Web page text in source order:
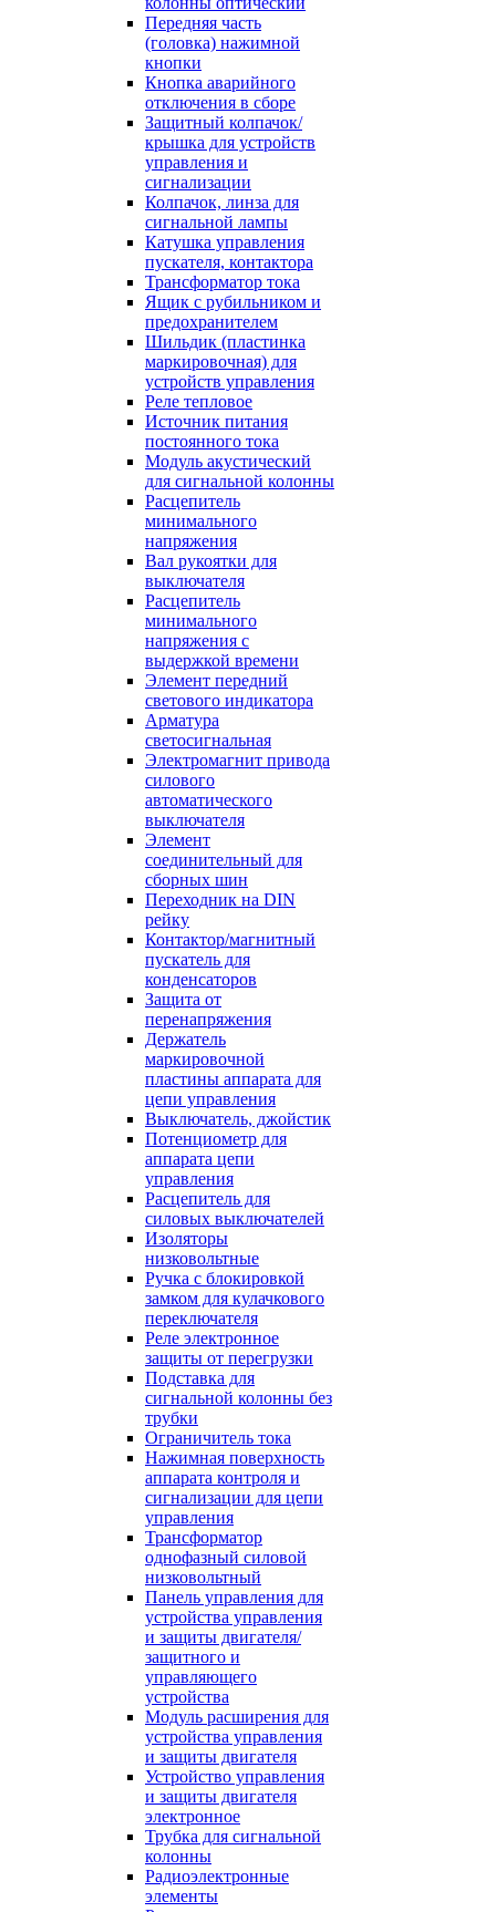
Передняя часть
(головка) нажимной
кнопки
Кнопка аварийного
отключения в сборе
Защитный колпачок/
крышка для устройств
управления и
сигнализации
Колпачок, линза для
сигнальной лампы
Катушка управления
пускателя, контактора
Трансформатор тока
Ящик с рубильником и
предохранителем
Шильдик (пластинка
маркировочная) для
устройств управления
Реле тепловое
Источник питания
постоянного тока
Модуль акустический
для сигнальной колонны
Расцепитель
минимального
напряжения
Вал рукоятки для
выключателя
Расцепитель
минимального
напряжения с
выдержкой времени
Элемент передний
светового индикатора
Арматура
светосигнальная
Электромагнит привода
силового
автоматического
выключателя
Элемент
соединительный для
сборных шин
Переходник на DIN
рейку
Контактор/магнитный
пускатель для
конденсаторов
Защита от
перенапряжения
Держатель
маркировочной
пластины аппарата для
цепи управления
Выключатель, джойстик
Потенциометр для
аппарата цепи
управления
Расцепитель для
силовых выключателей
Изоляторы
низковольтные
Ручка с блокировкой
замком для кулачкового
переключателя
Реле электронное
защиты от перегрузки
Подставка для
сигнальной колонны без
трубки
Ограничитель тока
Нажимная поверхность
аппарата контроля и
сигнализации для цепи
управления
Трансформатор
однофазный силовой
низковольтный
Панель управления для
устройства управления
и защиты двигателя/
защитного и
управляющего
устройства
Модуль расширения для
устройства управления
и защиты двигателя
Устройство управления
и защиты двигателя
электронное
Трубка для сигнальной
колонны
Радиоэлектронные
элементы